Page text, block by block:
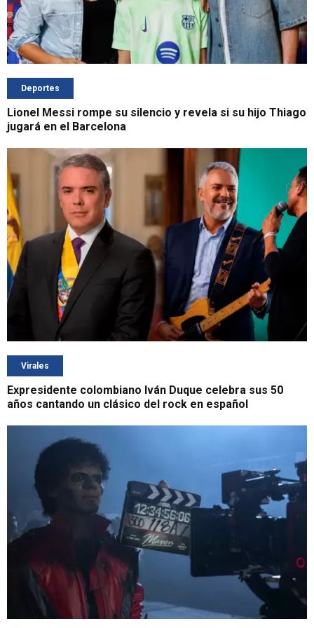
Deportes
Lionel Messi rompe su silencio y revela si su hijo Thiago
jugará en el Barcelona
Virales
Expresidente colombiano Iván Duque celebra sus 50
años cantando un clásico del rock en español